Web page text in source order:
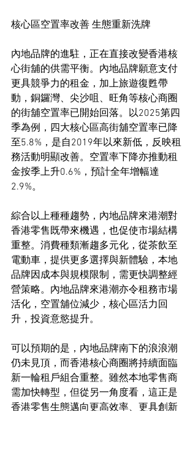
核心區空置率改善 生態重新洗牌
內地品牌的進駐，正在直接改變香港核
心街舖的供需平衡。內地品牌願意支付
更具競爭力的租金，加上旅遊復甦帶
動，銅鑼灣、尖沙咀、旺角等核心商圈
的街舖空置率已開始回落。以2025第四
季為例，四大核心區高街舖空置率已降
至5.8%，是自2019年以來新低，反映租
務活動明顯改善。空置率下降亦推動租
金按季上升0.6%，預計全年增幅達
2.9%。
綜合以上種種趨勢，內地品牌來港潮對
香港零售既帶來機遇，也促使市場結構
重整。消費種類漸趨多元化，從茶飲至
電動車，提供更多選擇與新體驗，本地
品牌因成本與規模限制，需更快調整經
營策略。內地品牌來港潮亦令租務市場
活化，空置舖位減少，核心區活力回
升，投資意慾提升。
可以預期的是，內地品牌南下的浪浪潮
仍未見頂，而香港核心商圈將持續面臨
新一輪租戶組合重整。雖然本地零售商
需加快轉型，但從另一角度看，這正是
香港零售生態邁向更高效率、更具創新